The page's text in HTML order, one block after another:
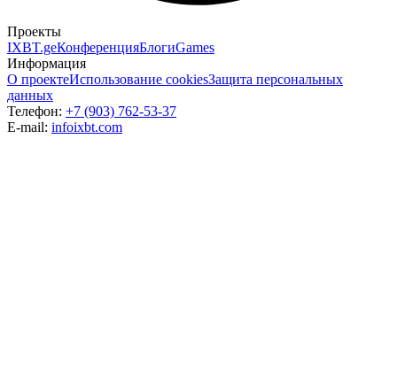
Проекты
IXBT.geКонференцияБлогиGames
Информация
О проектеИспользование cookiesЗащита персональных
данных
Телефон: +7 (903) 762-53-37
E-mail: infoixbt.com